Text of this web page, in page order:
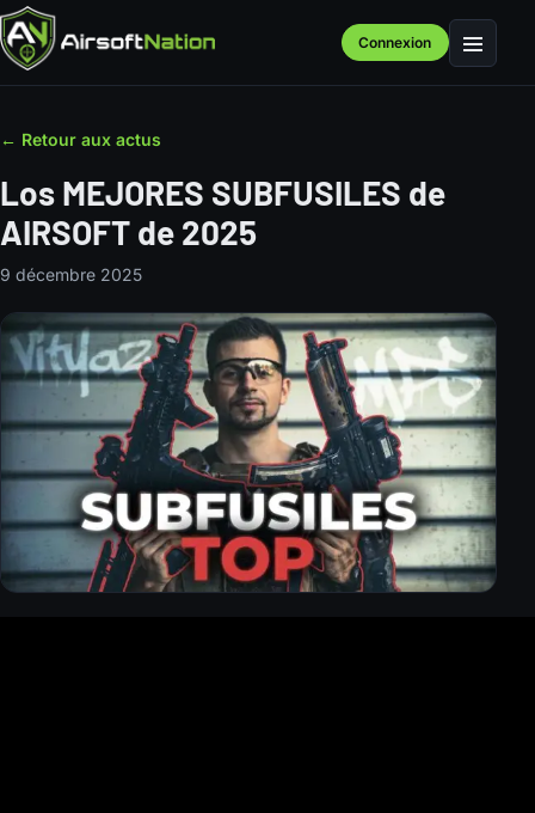
Connexion Menu
← Retour aux actus
Los MEJORES SUBFUSILES de
AIRSOFT de 2025
9 décembre 2025